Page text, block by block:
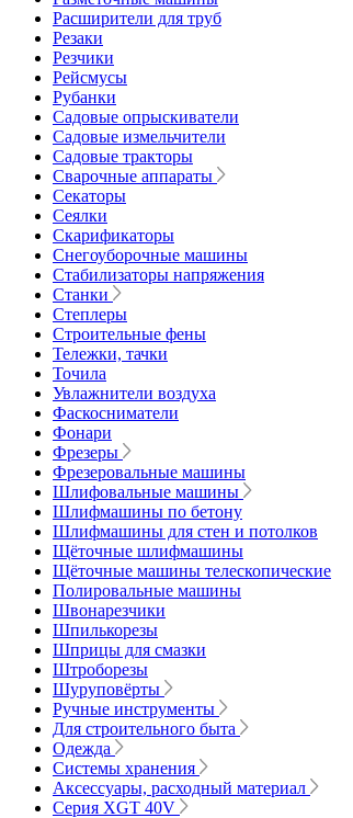
Расширители для труб
Резаки
Резчики
Рейсмусы
Рубанки
Садовые опрыскиватели
Садовые измельчители
Садовые тракторы
Сварочные аппараты
Секаторы
Сеялки
Скарификаторы
Снегоуборочные машины
Стабилизаторы напряжения
Станки
Степлеры
Строительные фены
Тележки, тачки
Точила
Увлажнители воздуха
Фаскосниматели
Фонари
Фрезеры
Фрезеровальные машины
Шлифовальные машины
Шлифмашины по бетону
Шлифмашины для стен и потолков
Щёточные шлифмашины
Щёточные машины телескопические
Полировальные машины
Швонарезчики
Шпилькорезы
Шприцы для смазки
Штроборезы
Шуруповёрты
Ручные инструменты
Для строительного быта
Одежда
Системы хранения
Аксессуары, расходный материал
Серия XGT 40V